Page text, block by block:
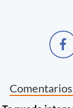
Comentarios